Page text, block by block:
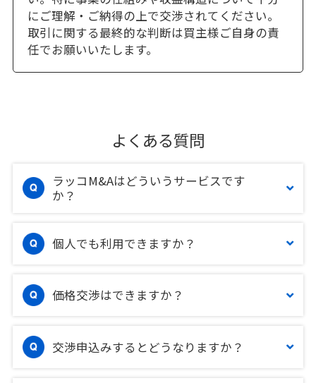
にご理解・ご納得の上で交渉されてください。
取引に関する最終的な判断は買主様ご自身の責
任でお願いいたします。
よくある質問
ラッコM&Aはどういうサービスです
か？
個人でも利用できますか？
価格交渉はできますか？
交渉申込みするとどうなりますか？